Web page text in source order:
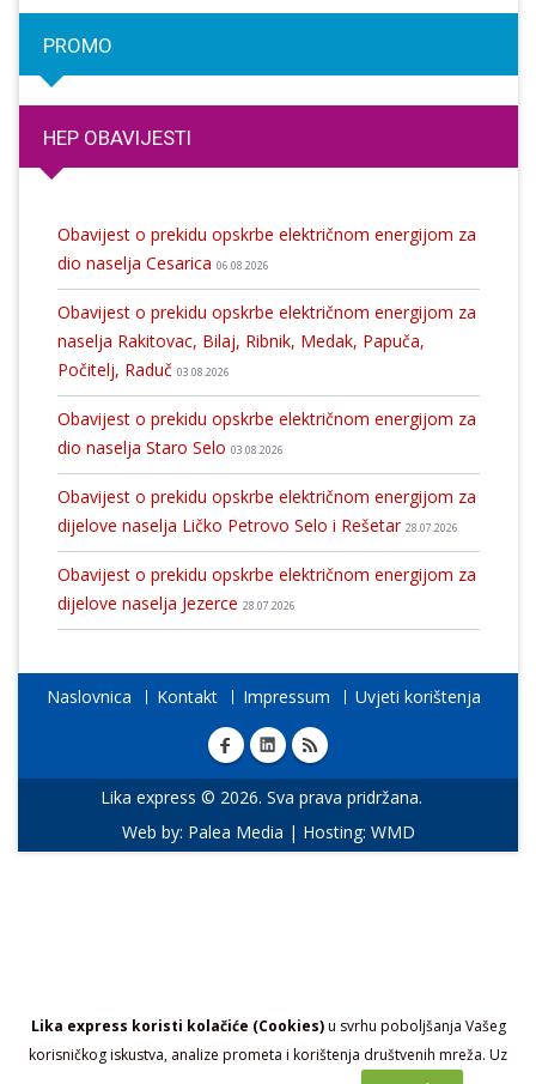
Lika express koristi kolačiće (Cookies)u svrhu poboljšanja Vašeg
korisničkog iskustva, analize prometa i korištenja društvenih mreža. Uz
PROMO
HEP OBAVIJESTI
Obavijest o prekidu opskrbe električnom energijom za
dio naselja Cesarica 06.08.2026
Obavijest o prekidu opskrbe električnom energijom za
naselja Rakitovac, Bilaj, Ribnik, Medak, Papuča,
Počitelj, Raduč 03.08.2026
Obavijest o prekidu opskrbe električnom energijom za
dio naselja Staro Selo 03.08.2026
Obavijest o prekidu opskrbe električnom energijom za
dijelove naselja Ličko Petrovo Selo i Rešetar 28.07.2026
Obavijest o prekidu opskrbe električnom energijom za
dijelove naselja Jezerce 28.07.2026
Naslovnica Kontakt Impressum Uvjeti korištenja
Lika express © 2026. Sva prava pridržana.
Web by: Palea Media | Hosting: WMD